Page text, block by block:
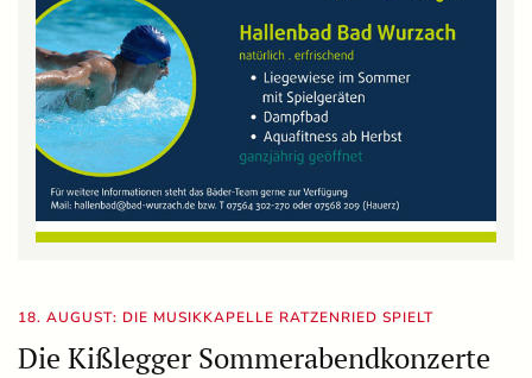
18. AUGUST: DIE MUSIKKAPELLE RATZENRIED SPIELT
Die Kißlegger Sommerabendkonzerte